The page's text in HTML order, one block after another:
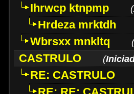
Ihrwcp ktnpmp
(
Hrdeza mrktdh
Wbrsxx mnkltq
(
CASTRULO (
RE: CASTRULO